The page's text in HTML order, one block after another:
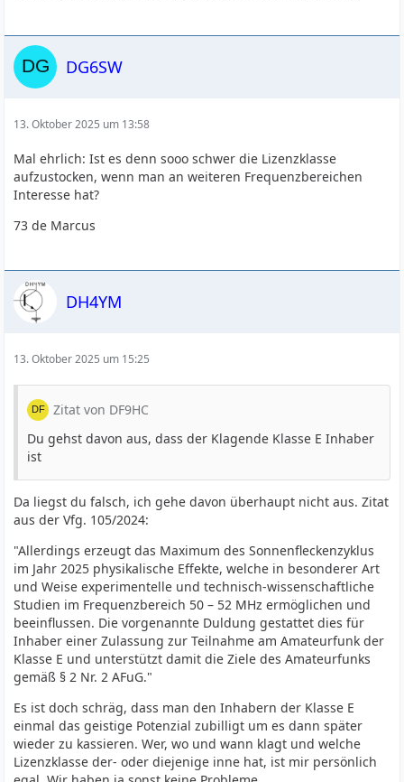
DG6SW
13. Oktober 2025 um 13:58
Mal ehrlich: Ist es denn sooo schwer die Lizenzklasse
aufzustocken, wenn man an weiteren Frequenzbereichen
Interesse hat?
73 de Marcus
DH4YM
13. Oktober 2025 um 15:25
Zitat von DF9HC
Du gehst davon aus, dass der Klagende Klasse E Inhaber
ist
Da liegst du falsch, ich gehe davon überhaupt nicht aus. Zitat
aus der Vfg. 105/2024:
"Allerdings erzeugt das Maximum des Sonnenfleckenzyklus
im Jahr 2025 physikalische Effekte, welche in besonderer Art
und Weise experimentelle und technisch-wissenschaftliche
Studien im Frequenzbereich 50 – 52 MHz ermöglichen und
beeinflussen. Die vorgenannte Duldung gestattet dies für
Inhaber einer Zulassung zur Teilnahme am Amateurfunk der
Klasse E und unterstützt damit die Ziele des Amateurfunks
gemäß § 2 Nr. 2 AFuG."
Es ist doch schräg, dass man den Inhabern der Klasse E
einmal das geistige Potenzial zubilligt um es dann später
wieder zu kassieren. Wer, wo und wann klagt und welche
Lizenzklasse der- oder diejenige inne hat, ist mir persönlich